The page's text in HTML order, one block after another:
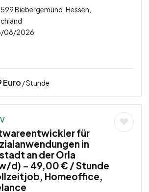
Biebergemünd, Hessen,
08/2026
Euro / Stunde
für
in
an der Orla
d) – 49,00 € / Stunde
Homeoffice,